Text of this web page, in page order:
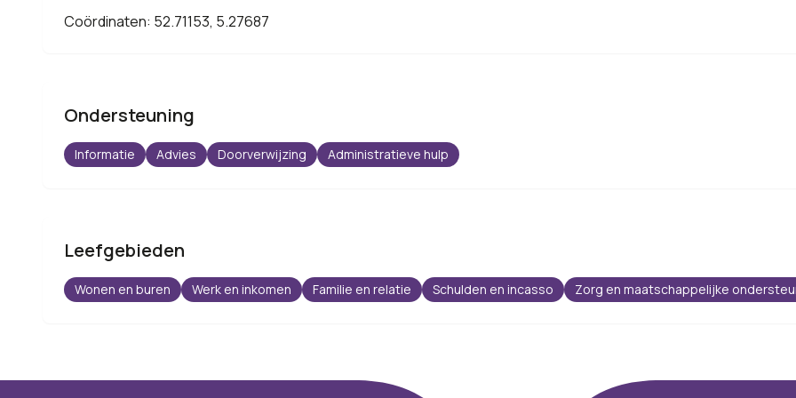
Coördinaten: 52.71153, 5.27687
Ondersteuning
Informatie Advies Doorverwijzing Administratieve hulp
Leefgebieden
Wonen en buren Werk en inkomen Familie en relatie Schulden en incasso Zorg en maatschappelijke